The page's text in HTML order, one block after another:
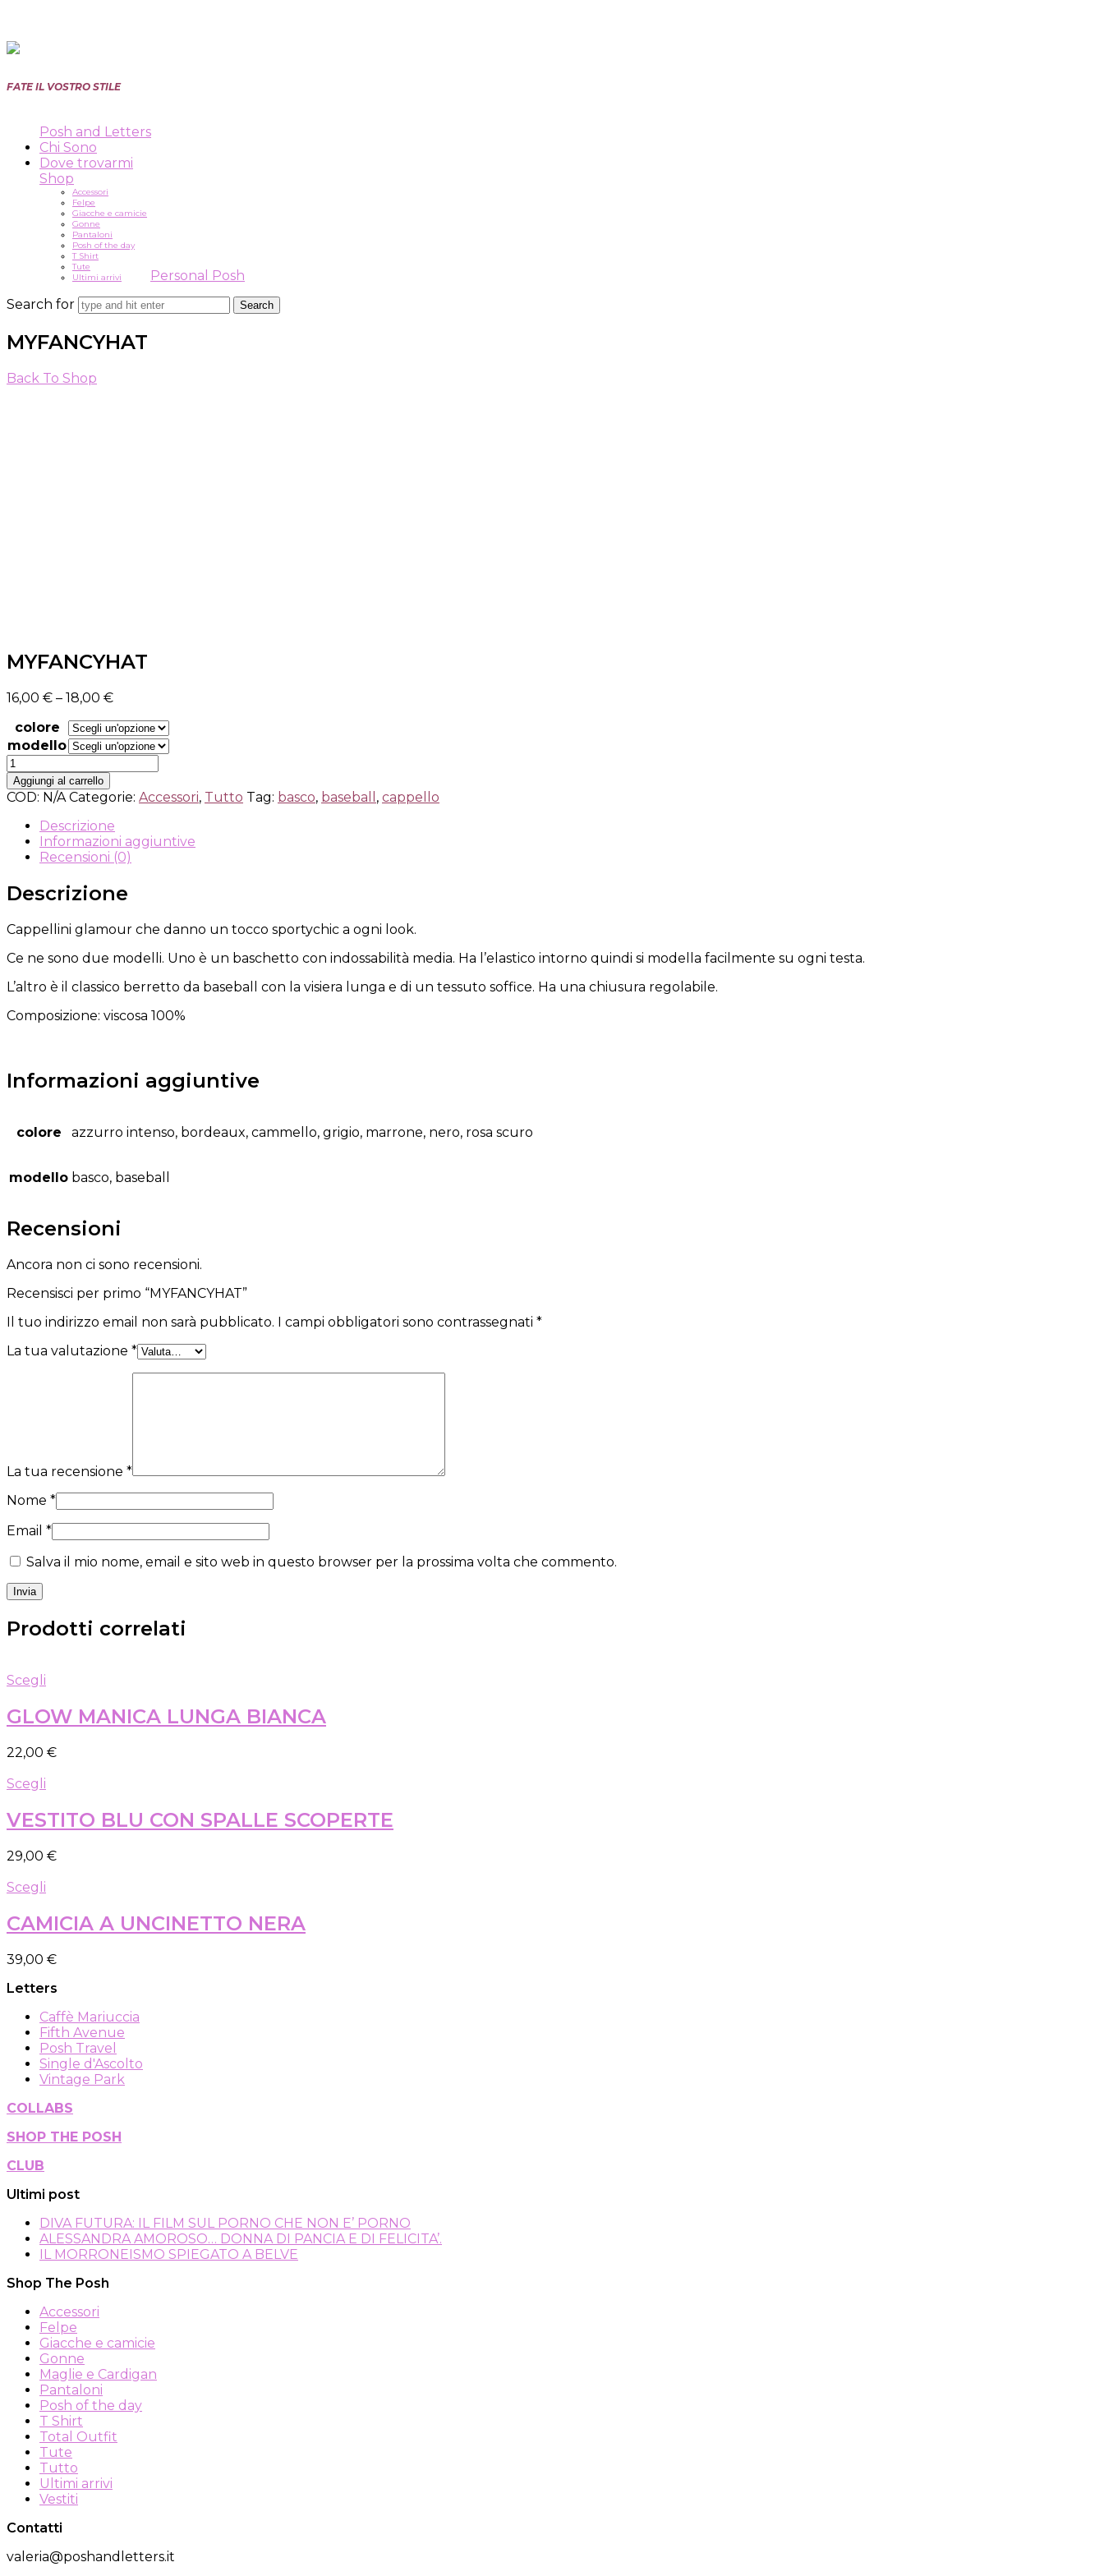
Posh
Letters
FATE IL VOSTRO STILE
Posh and Letters
Chi Sono
Dove trovarmi
Shop
Accessori
Felpe
Giacche e camicie
Gonne
Pantaloni
Posh of the day
T Shirt
Tute
Ultimi arrivi
Personal Posh
Search for
MYFANCYHAT
Back To Shop
MYFANCYHAT
16,00 € – 18,00 €
colore
modello
MYFANCYHAT
quantità
Aggiungi al carrello
COD: N/A Categorie: Accessori, Tutto Tag: basco, baseball , cappello
Descrizione
Informazioni aggiuntive
Recensioni (0)
Descrizione
Cappellini glamour che danno un tocco sportychic a ogni look.
Ce ne sono due modelli. Uno è un baschetto con indossabilità media. Ha l’elastico intorno quindi si modella facilmente su ogni testa.
L’altro è il classico berretto da baseball con la visiera lunga e di un tessuto soffice. Ha una chiusura regolabile.
Composizione: viscosa 100%
Informazioni aggiuntive
colore azzurro intenso, bordeaux, cammello, grigio, marrone, nero, rosa scuro
modello basco, baseball
Recensioni
Ancora non ci sono recensioni.
Recensisci per primo “MYFANCYHAT”
Il tuo indirizzo email non sarà pubblicato.
I campi obbligatori sono contrassegnati *
La tua valutazione *
La tua recensione *
Nome *
Email *
Salva il mio nome, email e sito web in questo browser per la prossima volta che commento.
Prodotti correlati
Scegli
ha
più
Le
possono
scelte
pagina
GLOW MANICA LUNGA BIANCA
22,00 €
Scegli
ha
più
Le
possono
scelte
nella
pagina
prodotto
VESTITO BLU CON SPALLE SCOPERTE
29,00 €
Scegli
ha
più
Le
possono
essere
scelte
nella
pagina
del
prodotto
CAMICIA A UNCINETTO NERA
39,00 €
Letters
Caffè Mariuccia
Fifth Avenue
Posh Travel
Single d'Ascolto
Vintage Park
COLLABS
SHOP THE POSH
CLUB
Ultimi post
DIVA FUTURA: IL FILM SUL PORNO CHE NON E’ PORNO
ALESSANDRA AMOROSO… DONNA DI PANCIA E DI FELICITA’.
IL MORRONEISMO SPIEGATO A BELVE
Shop The Posh
Accessori
Felpe
Giacche e camicie
Gonne
Maglie e Cardigan
Pantaloni
Posh of the day
T Shirt
Total Outfit
Tute
Tutto
Ultimi arrivi
Vestiti
Contatti
valeria@poshandletters.it